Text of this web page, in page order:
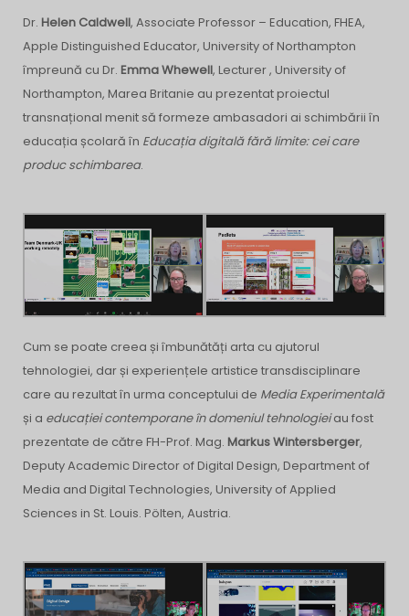
Dr. Helen Caldwell, Associate Professor – Education, FHEA,
Apple Distinguished Educator, University of Northampton
împreună cu Dr. Emma Whewell, Lecturer , University of
Northampton, Marea Britanie au prezentat proiectul
transnațional menit să formeze ambasadori ai schimbării în
educația școlară în Educația digitală fără limite: cei care
produc schimbarea.
Cum se poate creea și îmbunătăți arta cu ajutorul
tehnologiei, dar și experiențele artistice transdisciplinare
care au rezultat în urma conceptului de Media Experimentală
și a educației contemporane în domeniul tehnologieiau fost
prezentate de către FH-Prof. Mag. Markus Wintersberger,
Deputy Academic Director of Digital Design, Department of
Media and Digital Technologies, University of Applied
Sciences in St. Louis. Pölten, Austria.